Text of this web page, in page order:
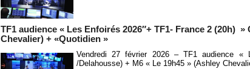
TF1 audience « Les Enfoirés 2026″+ TF1- France 2 (20h)
Chevalier) + «Quotidien »
Vendredi 27 février 2026 – TF1 audience
/Delahousse) + M6 « Le 19h45 » (Ashley